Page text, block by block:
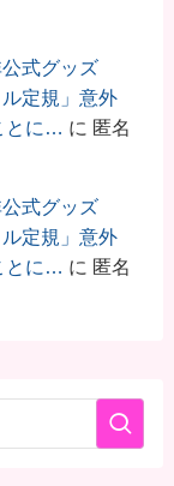
式グッズ
定規」意外
とに… に 匿名
式グッズ
定規」意外
とに… に 匿名